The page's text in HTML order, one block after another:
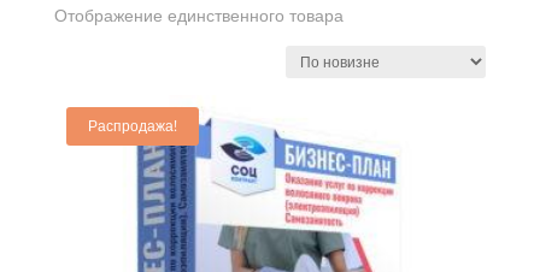
Отображение единственного товара
Распродажа!